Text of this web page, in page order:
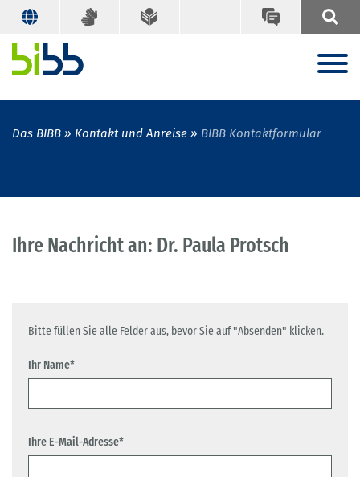
Das BIBB Kontakt und Anreise BIBB Kontaktformular
Ihre Nachricht an: Dr. Paula Protsch
Bitte füllen Sie alle Felder aus, bevor Sie auf "Absenden" klicken.
Ihr Name*
Ihre E-Mail-Adresse*